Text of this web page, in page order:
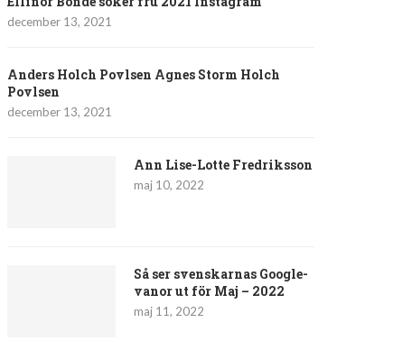
december 13, 2021
Anders Holch Povlsen Agnes Storm Holch
Povlsen
december 13, 2021
Ann Lise-Lotte Fredriksson
maj 10, 2022
Så ser svenskarnas Google-
vanor ut för Maj – 2022
maj 11, 2022